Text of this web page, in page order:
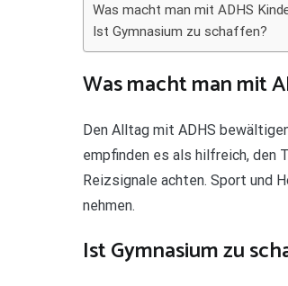
Was macht man mit ADHS
Ist Gymnasium zu schaffen?
Was macht man mit
Den Alltag mit ADHS
empfinden es als hilfreich, den
Reizsignale achten. Sport und
nehmen.
Ist Gymnasium zu